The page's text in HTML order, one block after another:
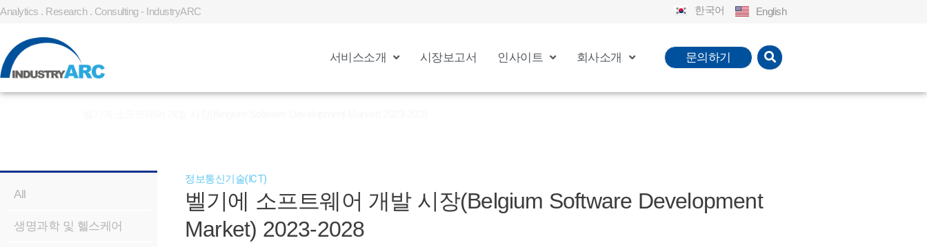
Analytics . Research . Consulting - IndustryARC 한국어 English
서비스소개 시장보고서 인사이트 회사소개 문의하기
All
생명과학 및 헬스케어
정보통신기술(ICT)
벨기에 소프트웨어 개발 시장(Belgium Software Development
Market) 2023-2028